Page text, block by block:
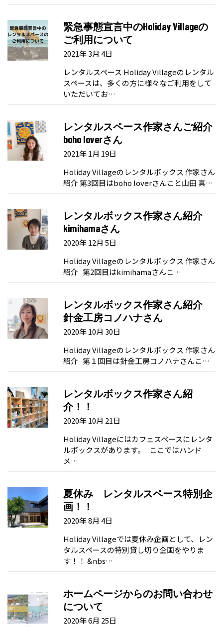
緊急事態宣言中のHoliday Villageの
ご利用について
2021年 3月 4日
レンタルスペース Holiday Villageのレンタル
スペースは、多くの方に様々なご利用をして
いただいてお…
レンタルスペース作家さんご紹介
boho loverさん
2021年 1月 19日
Holiday Villageのレンタルボックス 作家さん
紹介 第3回目はboho loverさんこと山田 真…
レンタルボックス作家さん紹介
kimihamaさん
2020年 12月 5日
Holiday Villageのレンタルボックス 作家さん
紹介 第2回目はkimihamaさんこ…
レンタルボックス作家さん紹介
針金工房コノハナさん
2020年 10月 30日
Holiday Villageのレンタルボックス 作家さん
紹介 第１回目は針金工房コノハナさんこ…
レンタルボックス作家さん紹
介！！
2020年 10月 21日
Holiday Villageにはカフェスペースにレンタ
ルボックスがあります。 ここではハンド
メ…
夏休み レンタルスペース特別企
画！！
2020年 8月 4日
Holiday Villageでは夏休み企画として、レン
タルスペースの特別貸し切り企画をやりま
す！！ &nbs…
ホームページからのお問い合わせ
について
2020年 6月 25日